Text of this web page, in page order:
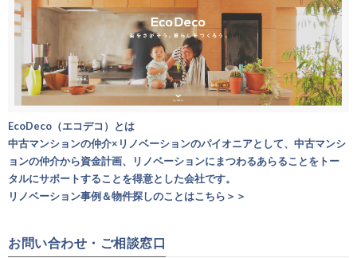
EcoDeco（エコデコ）とは
中古マンションの仲介×リノベーションのパイオニアとして、中古マンシ
ョンの仲介から資金計画、リノベーションにまつわるあらることをトー
タルにサポートすることを得意とした会社です。
リノベーション事例＆物件探しのことはこちら＞＞
お問い合わせ・ご相談窓口